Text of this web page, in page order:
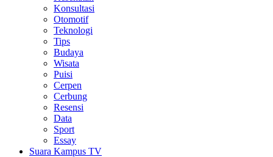
Konsultasi
Otomotif
Teknologi
Tips
Budaya
Wisata
Puisi
Cerpen
Cerbung
Resensi
Data
Sport
Essay
Suara Kampus TV